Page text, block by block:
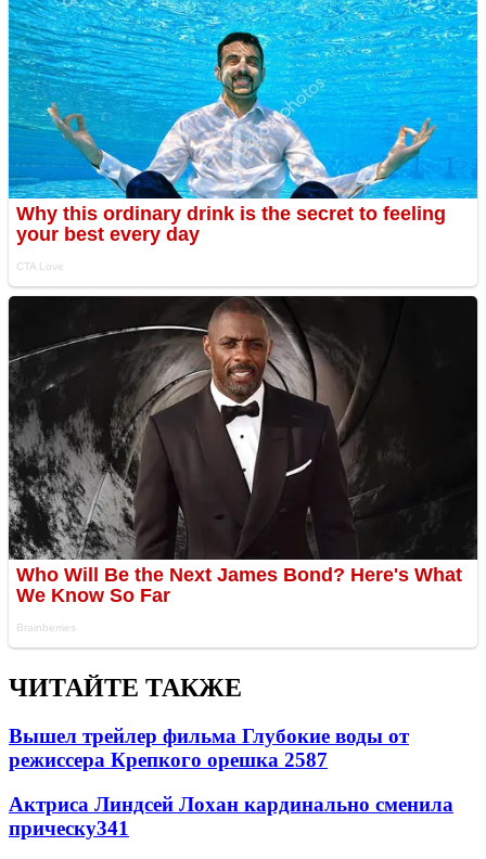
ЧИТАЙТЕ ТАКЖЕ
Вышел трейлер фильма Глубокие воды от
режиссера Крепкого орешка 2587
Актриса Линдсей Лохан кардинально сменила
прическу341